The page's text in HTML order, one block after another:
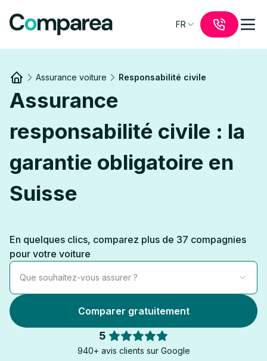
FR
Assurance voiture Responsabilité civile
Assurance
responsabilité civile : la
garantie obligatoire en
Suisse
En quelques clics, comparez plus de 37 compagnies
pour votre voiture
Que souhaitez-vous assurer ?
Comparer gratuitement
5
940+ avis clients sur Google